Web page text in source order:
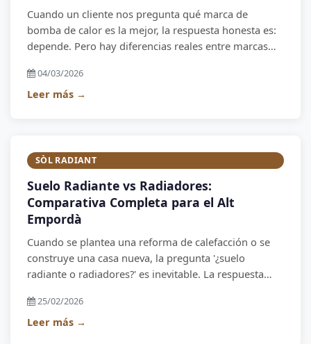
Cuando un cliente nos pregunta qué marca de
bomba de calor es la mejor, la respuesta honesta es:
depende. Pero hay diferencias reales entre marcas
de 10.000–20.000 euros. Como instaladores oficiales
de las cuatro marcas, os explicamos sin favoritismos
04/03/2026
Leer más →
SÒL RADIANT
Suelo Radiante vs Radiadores:
Comparativa Completa para el Alt
Empordà
Cuando se plantea una reforma de calefacción o se
construye una casa nueva, la pregunta '¿suelo
radiante o radiadores?' es inevitable. La respuesta
en el que el suelo radiante gana claramente:
combinado con una bomba de calor aerotérmica.
25/02/2026
Leer más →